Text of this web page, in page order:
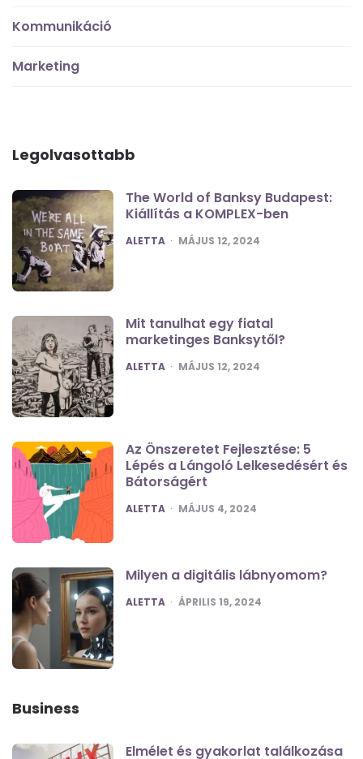
Kommunikáció
Marketing
Legolvasottabb
The World of Banksy Budapest:
Kiállítás a KOMPLEX-ben
POSTED
ALETTA MÁJUS 12, 2024
Mit tanulhat egy fiatal
marketinges Banksytől?
POSTED
ALETTA MÁJUS 12, 2024
Az Önszeretet Fejlesztése: 5
Lépés a Lángoló Lelkesedésért és
Bátorságért
POSTED
ALETTA MÁJUS 4, 2024
Milyen a digitális lábnyomom?
POSTED
ALETTA ÁPRILIS 19, 2024
Business
Elmélet és gyakorlat találkozása